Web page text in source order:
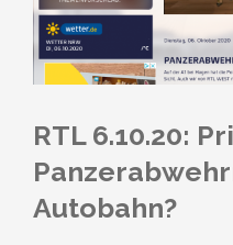
RTL 6.10.20:
Autobahn?